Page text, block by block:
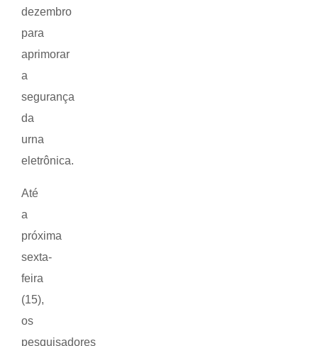
dezembro
para
aprimorar
a
segurança
da
urna
eletrônica.
Até
a
próxima
sexta-
feira
(15),
os
pesquisadores